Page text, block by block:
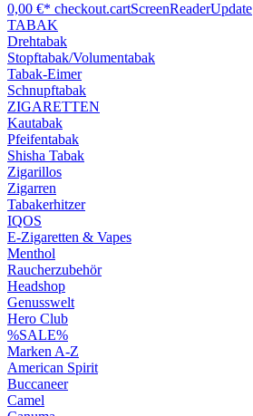
0,00 €* checkout.cartScreenReaderUpdate
TABAK
Drehtabak
Stopftabak/Volumentabak
Tabak-Eimer
Schnupftabak
ZIGARETTEN
Kautabak
Pfeifentabak
Shisha Tabak
Zigarillos
Zigarren
Tabakerhitzer
IQOS
E-Zigaretten & Vapes
Menthol
Raucherzubehör
Headshop
Genusswelt
Hero Club
%SALE%
Marken A-Z
American Spirit
Buccaneer
Camel